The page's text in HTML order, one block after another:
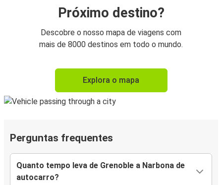
Próximo destino?
Descobre o nosso mapa de viagens com
mais de 8000 destinos em todo o mundo.
Explora o mapa
Perguntas frequentes
Quanto tempo leva de Grenoble a Narbona de
autocarro?